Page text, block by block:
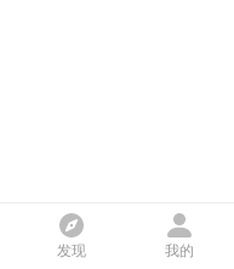
发现 我的